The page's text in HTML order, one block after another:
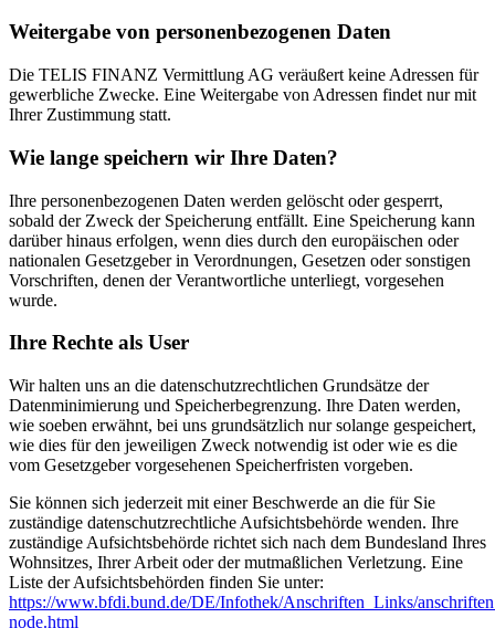
Weitergabe von personenbezogenen Daten
Die TELIS FINANZ Vermittlung AG veräußert keine Adressen für
gewerbliche Zwecke. Eine Weitergabe von Adressen findet nur mit
Ihrer Zustimmung statt.
Wie lange speichern wir Ihre Daten?
Ihre personenbezogenen Daten werden gelöscht oder gesperrt,
sobald der Zweck der Speicherung entfällt. Eine Speicherung kann
darüber hinaus erfolgen, wenn dies durch den europäischen oder
nationalen Gesetzgeber in Verordnungen, Gesetzen oder sonstigen
Vorschriften, denen der Verantwortliche unterliegt, vorgesehen
wurde.
Ihre Rechte als User
Wir halten uns an die datenschutzrechtlichen Grundsätze der
Datenminimierung und Speicherbegrenzung. Ihre Daten werden,
wie soeben erwähnt, bei uns grundsätzlich nur solange gespeichert,
wie dies für den jeweiligen Zweck notwendig ist oder wie es die
vom Gesetzgeber vorgesehenen Speicherfristen vorgeben.
Sie können sich jederzeit mit einer Beschwerde an die für Sie
zuständige datenschutzrechtliche Aufsichtsbehörde wenden. Ihre
zuständige Aufsichtsbehörde richtet sich nach dem Bundesland Ihres
Wohnsitzes, Ihrer Arbeit oder der mutmaßlichen Verletzung. Eine
Liste der Aufsichtsbehörden finden Sie unter:
https://www.bfdi.bund.de/DE/Infothek/Anschriften_Links/
node.html